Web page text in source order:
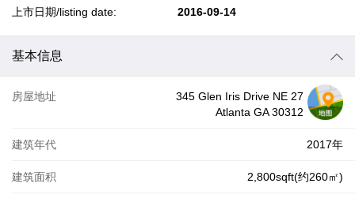
上市日期/listing date: 2016-09-14
基本信息
房屋地址
345 Glen Iris Drive NE 27
Atlanta GA 30312
建筑年代 2017年
建筑面积 2,800sqft(约260㎡)